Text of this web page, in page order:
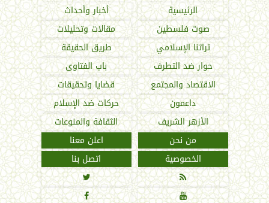
الرئيسية
أخبار وأحداث
صوت فلسطين
مقالات وتحليلات
تراثنا الإسلامي
طريق الحقيقة
حوار ضد التطرف
باب الفتاوى
الاقتصاد والمجتمع
قضايا وتحقيقات
داعمون
حركات ضد الإسلام
الأزهر الشريف
الثقافة والمنوعات
من نحن
اعلن معنا
الخصوصية
اتصل بنا



